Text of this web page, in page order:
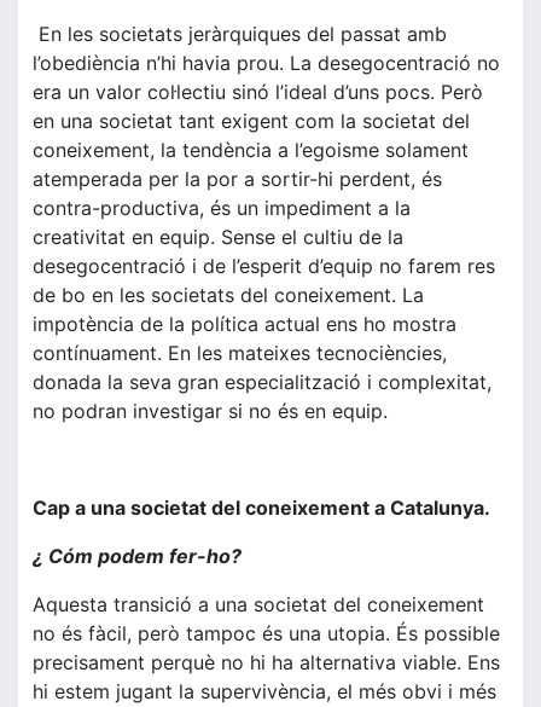
En les societats jeràrquiques del passat amb
l’obediència n’hi havia prou. La desegocentració no
era un valor col·lectiu sinó l’ideal d’uns pocs. Però
en una societat tant exigent com la societat del
coneixement, la tendència a l’egoisme solament
atemperada per la por a sortir-hi perdent, és
contra-productiva, és un impediment a la
creativitat en equip. Sense el cultiu de la
desegocentració i de l’esperit d’equip no farem res
de bo en les societats del coneixement. La
impotència de la política actual ens ho mostra
contínuament. En les mateixes tecnociències,
donada la seva gran especialització i complexitat,
no podran investigar si no és en equip.
Cap a una societat del coneixement a Catalunya.
¿ Cóm podem fer-ho?
Aquesta transició a una societat del coneixement
no és fàcil, però tampoc és una utopia. És possible
precisament perquè no hi ha alternativa viable. Ens
hi estem jugant la supervivència, el més obvi i més